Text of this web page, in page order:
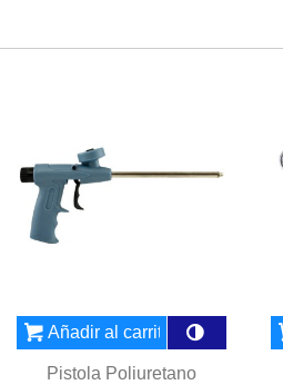
Añadir al carrito
Pistola Poliuretano